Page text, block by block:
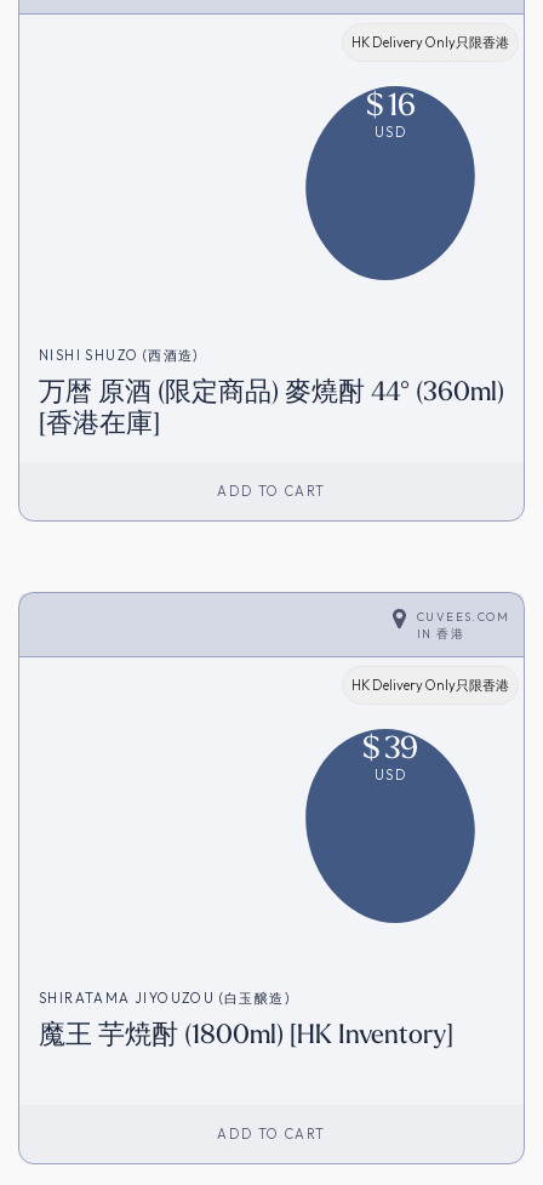
HK Delivery Only只限香港
$16
USD
NISHI SHUZO (西酒造)
万暦 原酒 (限定商品) 麥燒酎 44° (360ml)
[香港在庫]
ADD TO CART
CUVEES.COM
IN香港
HK Delivery Only只限香港
$39
USD
SHIRATAMA JIYOUZOU (白玉醸造)
魔王 芋焼酎 (1800ml) [HK Inventory]
ADD TO CART